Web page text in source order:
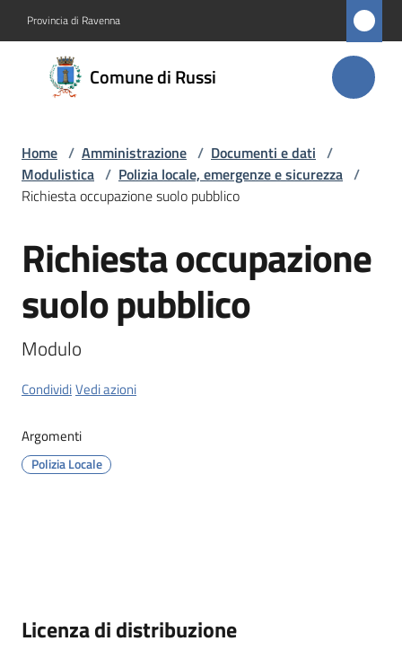
Provincia di Ravenna
Comune di Russi
Comune
di Russi
Amministrazione
Menu selezionato
Servizi
Vivere
Orari
uffici
Home / Amministrazione / Documenti e dati /
Modulistica / Polizia locale, emergenze e sicurezza /
Richiesta occupazione suolo pubblico
Salta al contenuto
Richiesta occupazione
suolo pubblico
Modulo
CondividiVedi azioni
Argomenti
Polizia Locale
Descrizione
Licenza di distribuzione